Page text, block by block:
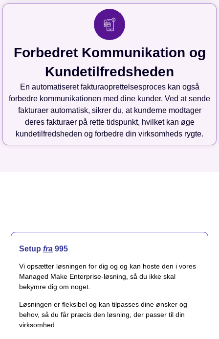
Forbedret Kommunikation og
Kundetilfredsheden
En automatiseret fakturaoprettelsesproces kan også
forbedre kommunikationen med dine kunder. Ved at sende
fakturaer automatisk, sikrer du, at kunderne modtager
deres fakturaer på rette tidspunkt, hvilket kan øge
kundetilfredsheden og forbedre din virksomheds rygte.
Setup fra 995
Vi opsætter løsningen for dig og og kan hoste den i vores
Managed Make Enterprise-løsning, så du ikke skal
bekymre dig om noget.
Løsningen er fleksibel og kan tilpasses dine ønsker og
behov, så du får præcis den løsning, der passer til din
virksomhed.